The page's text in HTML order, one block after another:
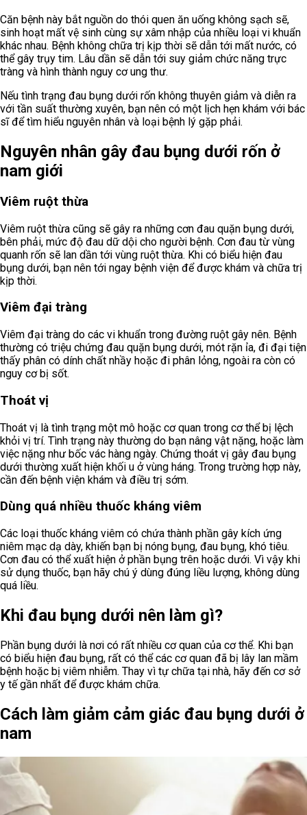
Căn bệnh này bắt nguồn do thói quen ăn uống không sạch sẽ,
sinh hoạt mất vệ sinh cùng sự xâm nhập của nhiều loại vi khuẩn
khác nhau. Bệnh không chữa trị kịp thời sẽ dẫn tới mất nước, có
thể gây trụy tim. Lâu dần sẽ dẫn tới suy giảm chức năng trực
tràng và hình thành nguy cơ ung thư.
Nếu tình trạng đau bụng dưới rốn không thuyên giảm và diễn ra
với tần suất thường xuyên, bạn nên có một lịch hẹn khám với bác
sĩ để tìm hiểu nguyên nhân và loại bệnh lý gặp phải.
Nguyên nhân gây đau bụng dưới rốn ở
nam giới
Viêm ruột thừa
Viêm ruột thừa cũng sẽ gây ra những cơn đau quặn bụng dưới,
bên phải, mức độ đau dữ dội cho người bệnh. Cơn đau từ vùng
quanh rốn sẽ lan dần tới vùng ruột thừa. Khi có biểu hiện đau
bụng dưới, bạn nên tới ngay bệnh viện để được khám và chữa trị
kịp thời.
Viêm đại tràng
Viêm đại tràng do các vi khuẩn trong đường ruột gây nên. Bệnh
thường có triệu chứng đau quặn bụng dưới, mót rặn ỉa, đi đại tiện
thấy phân có dính chất nhầy hoặc đi phân lỏng, ngoài ra còn có
nguy cơ bị sốt.
Thoát vị
Thoát vị là tình trạng một mô hoặc cơ quan trong cơ thể bị lệch
khỏi vị trí. Tình trạng này thường do bạn nâng vật nặng, hoặc làm
việc nặng như bốc vác hàng ngày. Chứng thoát vị gây đau bụng
dưới thường xuất hiện khối u ở vùng háng. Trong trường hợp này,
cần đến bệnh viện khám và điều trị sớm.
Dùng quá nhiều thuốc kháng viêm
Các loại thuốc kháng viêm có chứa thành phần gây kích ứng
niêm mạc dạ dày, khiến bạn bị nóng bụng, đau bụng, khó tiêu.
Cơn đau có thể xuất hiện ở phần bụng trên hoặc dưới. Vì vậy khi
sử dụng thuốc, bạn hãy chú ý dùng đúng liều lượng, không dùng
quá liều.
Khi đau bụng dưới nên làm gì?
Phần bụng dưới là nơi có rất nhiều cơ quan của cơ thể. Khi bạn
có biểu hiện đau bụng, rất có thể các cơ quan đã bị lây lan mầm
bệnh hoặc bị viêm nhiễm. Thay vì tự chữa tại nhà, hãy đến cơ sở
y tế gần nhất để được khám chữa.
Cách làm giảm cảm giác đau bụng dưới ở
nam